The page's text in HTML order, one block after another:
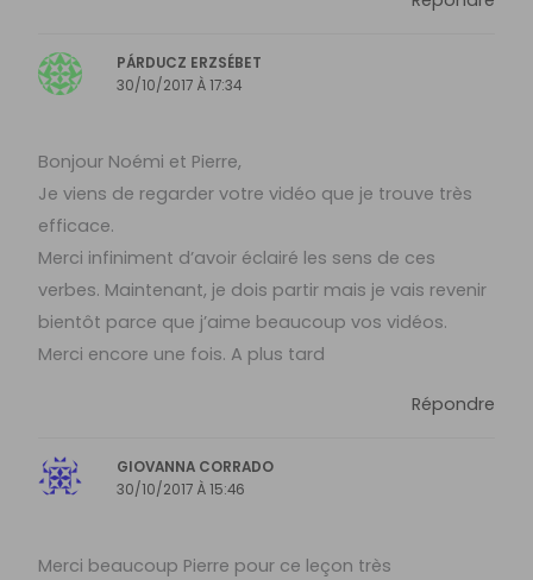
PÁRDUCZ ERZSÉBET
30/10/2017 À 17:34
Bonjour Noémi et Pierre,
Je viens de regarder votre vidéo que je trouve très
efficace.
Merci infiniment d’avoir éclairé les sens de ces
verbes. Maintenant, je dois partir mais je vais revenir
bientôt parce que j’aime beaucoup vos vidéos.
Merci encore une fois. A plus tard
Répondre
GIOVANNA CORRADO
30/10/2017 À 15:46
Merci beaucoup Pierre pour ce leçon très